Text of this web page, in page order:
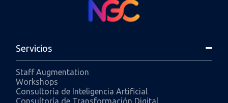
Servicios
Staff Augmentation
Workshops
Consultoría de Inteligencia Artificial
Consultoría de Transformación Digital